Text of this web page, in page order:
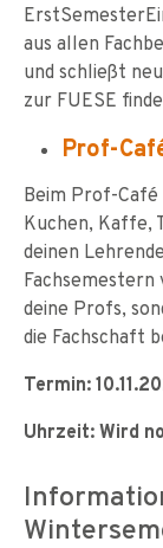
aus allen
und schließt
zur FUESE
Prof-
Beim Prof-Café
Kuchen, Kaffe,
deinen
deine Profs,
die Fachschaft
Termin:
Uhrzeit: Wird